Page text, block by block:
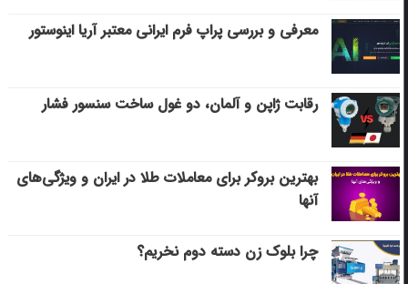
معرفی و بررسی پراپ فرم ایرانی معتبر آریا اینوستور
رقابت ژاپن و آلمان، دو غول ساخت سنسور فشار
بهترین بروکر برای معاملات طلا در ایران و ویژگی‌های
آنها
چرا بلوک زن دسته دوم نخریم؟